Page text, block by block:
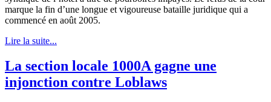
marque la fin d’une longue et vigoureuse bataille juridique qui a
commencé en août 2005.
Lire la suite...
La section locale 1000A gagne une
injonction contre Loblaws